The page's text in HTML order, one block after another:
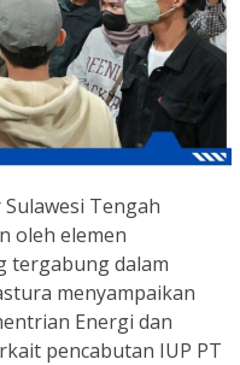
Tengah
oleh elemen
tergabung dalam
menyampaikan
Energi dan
pencabutan IUP PT